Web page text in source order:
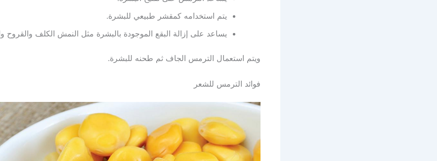
يتم استخدامه كمقشر طبيعي للبشرة.
يساعد على إزالة البقع الموجودة بالبشرة مثل النمش الكلف والقروح
ويتم استعمال الترمس الجاف ثم طحنه للبشرة.
فوائد الترمس للشعر